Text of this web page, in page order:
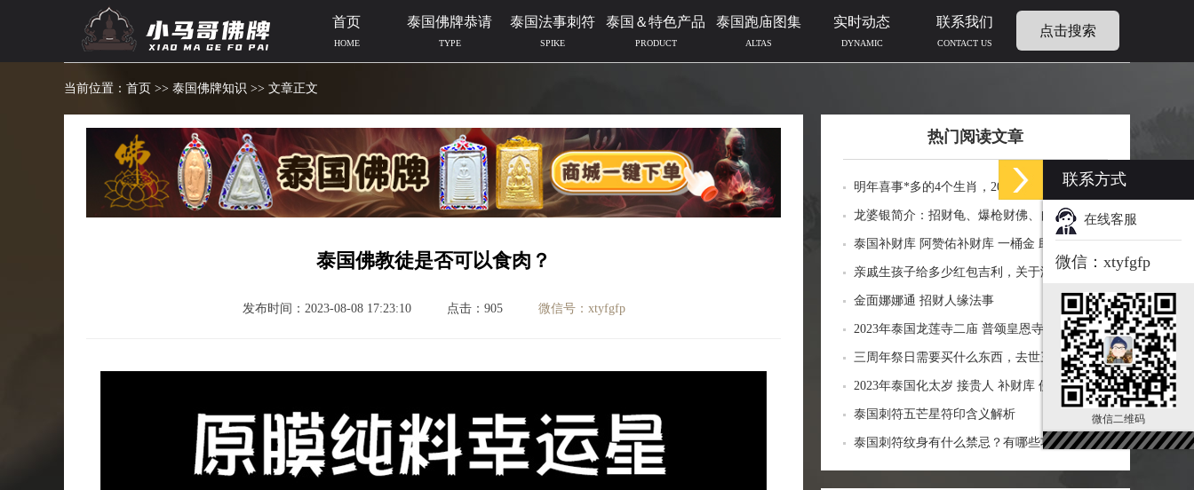
首页
HOME
泰国佛牌恭请
TYPE
泰国法事刺符
SPIKE
泰国＆特色产品
PRODUCT
泰国跑庙图集
ALTAS
实时动态
DYNAMIC
联系我们
CONTACT US
点击搜索
当前位置： 首页 >> 泰国佛牌知识 >> 文章正文
泰国佛教徒是否可以食肉？
发布时间：2023-08-08 17:23:10 点击：905 微信号：xtyfgfp
热门阅读文章
明年喜事*多的4个生肖，2024年什么生肖福运
临门好事连连
龙婆银简介：招财龟、爆枪财佛、自身佛牌的
功效介绍
泰国补财库 阿赞佑补财库 一桶金 助力生意财
运财富
亲戚生孩子给多少红包吉利，关于添丁份子钱
风水讲究
金面娜娜通 招财人缘法事
2023年泰国龙莲寺二庙 普颂皇恩寺化太岁 接
贵人 补财库 佛历2566年
三周年祭日需要买什么东西，去世三周年祭祀
用品风水
2023年泰国化太岁 接贵人 补财库 佛历2566年
泰国刺符五芒星符印含义解析
泰国刺符纹身有什么禁忌？有哪些功效？
联系方式
在线客服
微信：xtyfgfp
微信二维码